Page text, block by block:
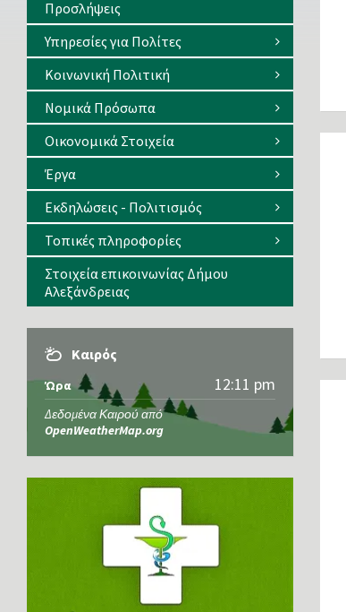
Προσλήψεις
Υπηρεσίες για Πολίτες
Κοινωνική Πολιτική
Νομικά Πρόσωπα
Οικονομικά Στοιχεία
Έργα
Εκδηλώσεις - Πολιτισμός
Τοπικές πληροφορίες
Στοιχεία επικοινωνίας Δήμου
Αλεξάνδρειας
Καιρός
Ώρα 12:11 pm
Δεδομένα Καιρού από
OpenWeatherMap.org